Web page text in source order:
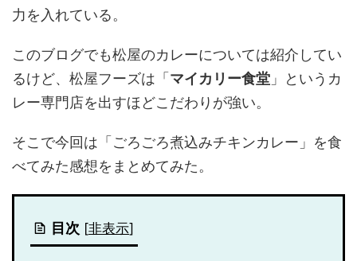
力を入れている。
このブログでも松屋のカレーについては紹介してい
るけど、松屋フーズは「マイカリー食堂 」というカ
レー専門店を出すほどこだわりが強い。
そこで今回は「ごろごろ煮込みチキンカレー」を食
べてみた感想をまとめてみた。
目次 [非表示]